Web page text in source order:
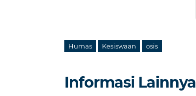
Humas Kesiswaan osis
Informasi Lainnya